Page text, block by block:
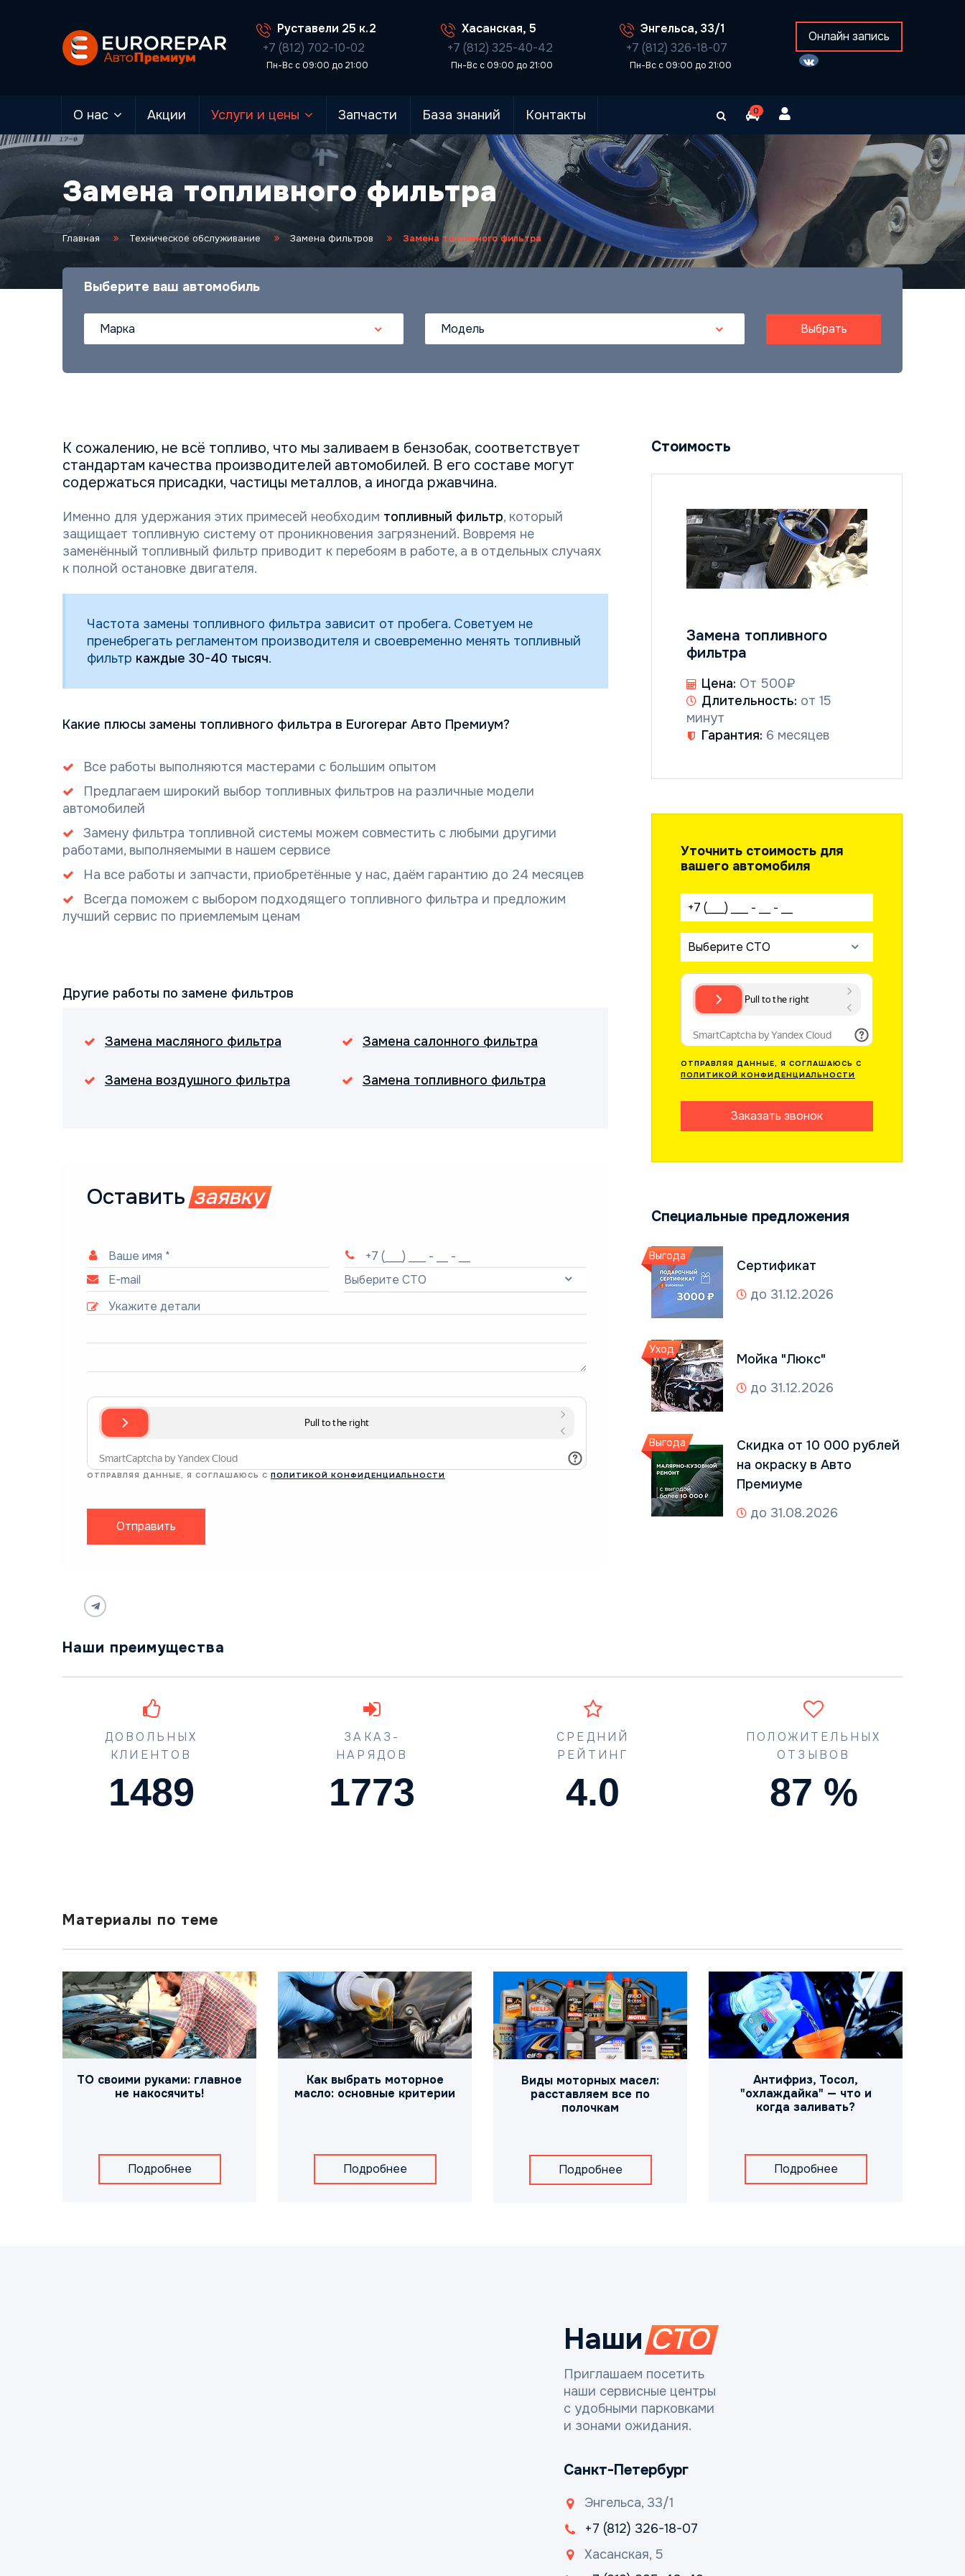
Руставели 25 к.2
+7 (812) 702-10-02
Пн-Вс с 09:00 до 21:00
Хасанская, 5
+7 (812) 325-40-42
Пн-Вс с 09:00 до 21:00
Энгельса, 33/1
+7 (812) 326-18-07
Пн-Вс с 09:00 до 21:00
Онлайн запись
О нас Акции Услуги и цены Запчасти База знаний Контакты 0
Замена топливного фильтра
Главная Техническое обслуживание Замена фильтров Замена топливного фильтра
Выберите ваш автомобиль
Марка Модель Выбрать
К сожалению, не всё топливо, что мы заливаем в бензобак, соответствует
стандартам качества производителей автомобилей. В его составе могут
содержаться присадки, частицы металлов, а иногда ржавчина.
Именно для удержания этих примесей необходим топливный фильтр, который
защищает топливную систему от проникновения загрязнений. Вовремя не
заменённый топливный фильтр приводит к перебоям в работе, а в отдельных случаях
к полной остановке двигателя.
Частота замены топливного фильтра зависит от пробега. Советуем не
пренебрегать регламентом производителя и своевременно менять топливный
фильтр каждые 30-40 тысяч.
Какие плюсы замены топливного фильтра в Eurorepar Авто Премиум?
Все работы выполняются мастерами с большим опытом
Предлагаем широкий выбор топливных фильтров на различные модели
автомобилей
Замену фильтра топливной системы можем совместить с любыми другими
работами, выполняемыми в нашем сервисе
На все работы и запчасти, приобретённые у нас, даём гарантию до 24 месяцев
Всегда поможем с выбором подходящего топливного фильтра и предложим
лучший сервис по приемлемым ценам
Другие работы по замене фильтров
Замена масляного фильтра
Замена воздушного фильтра
Замена салонного фильтра
Замена топливного фильтра
Оставить заявку
Выберите СТО
ОТПРАВЛЯЯ ДАННЫЕ, Я СОГЛАШАЮСЬ С ПОЛИТИКОЙ КОНФИДЕНЦИАЛЬНОСТИ
Отправить
Стоимость
Замена топливного
фильтра
Цена: От 500₽
Длительность: от 15
минут
Гарантия: 6 месяцев
Уточнить стоимость для
вашего автомобиля
Ваш телефон:
Выберите СТО
ОТПРАВЛЯЯ ДАННЫЕ, Я СОГЛАШАЮСЬ С
ПОЛИТИКОЙ КОНФИДЕНЦИАЛЬНОСТИ
Заказать звонок
Специальные предложения
Выгода
Сертификат
до 31.12.2026
Уход
Мойка "Люкс"
до 31.12.2026
Выгода
Скидка от 10 000 рублей
на окраску в Авто
Премиуме
до 31.08.2026
Наши преимущества
ДОВОЛЬНЫХ
КЛИЕНТОВ
1489
ЗАКАЗ-
НАРЯДОВ
1773
СРЕДНИЙ
РЕЙТИНГ
4.5
ПОЛОЖИТЕЛЬНЫХ
ОТЗЫВОВ
90 %
Материалы по теме
ТО своими руками: главное
не накосячить!
Подробнее
Как выбрать моторное
масло: основные критерии
Подробнее
Виды моторных масел:
расставляем все по
полочкам
Подробнее
Антифриз, Тосол,
"охлаждайка" — что и
когда заливать?
Подробнее
НашиСТО
Приглашаем посетить
наши сервисные центры
с удобными парковками
и зонами ожидания.
Санкт-Петербург
Энгельса, 33/1
+7 (812) 326-18-07
Хасанская, 5